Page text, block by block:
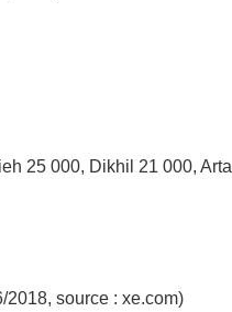
25 000, Dikhil 21 000, Arta
2018, source : xe.com)